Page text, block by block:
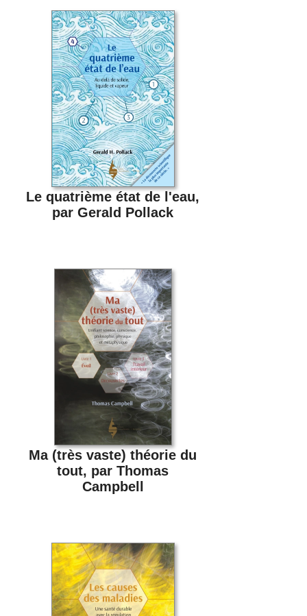
Le quatrième état de l'eau,
par Gerald Pollack
Ma (très vaste) théorie du
tout, par Thomas
Campbell